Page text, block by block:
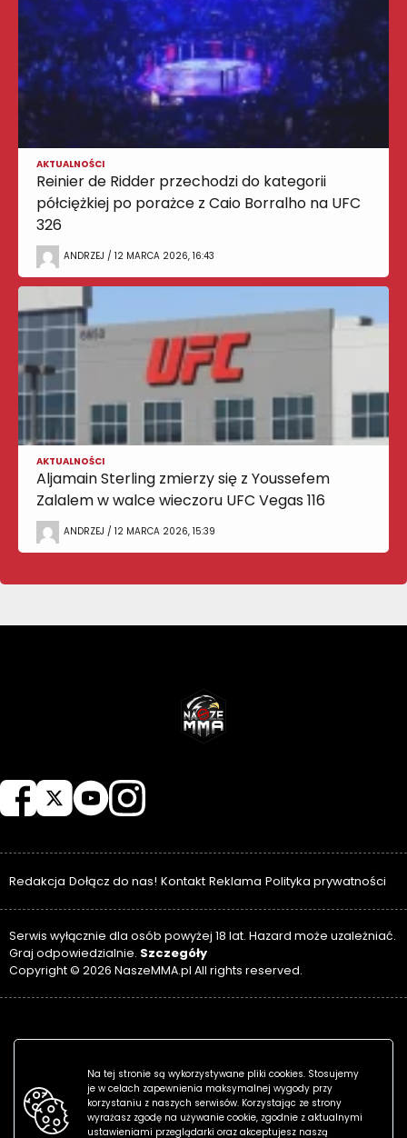
AKTUALNOŚCI
Reinier de Ridder przechodzi do kategorii
półciężkiej po porażce z Caio Borralho na UFC
326
ANDRZEJ / 12 MARCA 2026, 16:43
AKTUALNOŚCI
Aljamain Sterling zmierzy się z Youssefem
Zalalem w walce wieczoru UFC Vegas 116
ANDRZEJ / 12 MARCA 2026, 15:39
Redakcja Dołącz do nas! Kontakt Reklama Polityka prywatności
Serwis wyłącznie dla osób powyżej 18 lat. Hazard może uzależniać.
Graj odpowiedzialnie. Szczegóły
Copyright © 2026 NaszeMMA.pl All rights reserved.
Na tej stronie są wykorzystywane pliki cookies. Stosujemy
je w celach zapewnienia maksymalnej wygody przy
korzystaniu z naszych serwisów. Korzystając ze strony
wyrażasz zgodę na używanie cookie, zgodnie z aktualnymi
ustawieniami przeglądarki oraz akceptujesz naszą